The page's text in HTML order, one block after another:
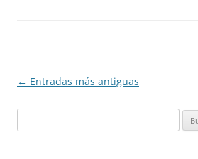
Navegación
← Entradas más antiguas